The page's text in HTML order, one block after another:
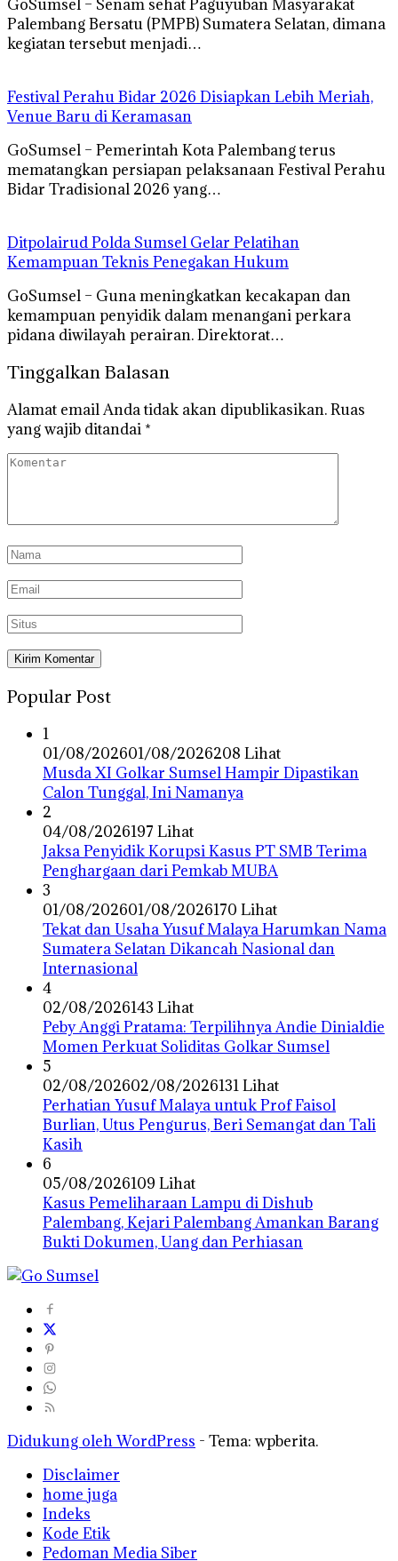
GoSumsel – Senam sehat Paguyuban Masyarakat
Palembang Bersatu (PMPB) Sumatera Selatan, dimana
kegiatan tersebut menjadi…
Festival Perahu Bidar 2026 Disiapkan Lebih Meriah,
Venue Baru di Keramasan
GoSumsel – Pemerintah Kota Palembang terus
mematangkan persiapan pelaksanaan Festival Perahu
Bidar Tradisional 2026 yang…
Ditpolairud Polda Sumsel Gelar Pelatihan
Kemampuan Teknis Penegakan Hukum
GoSumsel – Guna meningkatkan kecakapan dan
kemampuan penyidik dalam menangani perkara
pidana diwilayah perairan. Direktorat…
Tinggalkan Balasan
Alamat email Anda tidak akan dipublikasikan.Ruas
yang wajib ditandai *
Popular Post
1
01/08/202601/08/2026208 Lihat
Musda XI Golkar Sumsel Hampir Dipastikan
Calon Tunggal, Ini Namanya
2
04/08/2026197 Lihat
Jaksa Penyidik Korupsi Kasus PT SMB Terima
Penghargaan dari Pemkab MUBA
3
01/08/202601/08/2026170 Lihat
Tekat dan Usaha Yusuf Malaya Harumkan Nama
Sumatera Selatan Dikancah Nasional dan
Internasional
4
02/08/2026143 Lihat
Peby Anggi Pratama: Terpilihnya Andie Dinialdie
Momen Perkuat Soliditas Golkar Sumsel
5
02/08/202602/08/2026131 Lihat
Perhatian Yusuf Malaya untuk Prof Faisol
Burlian, Utus Pengurus, Beri Semangat dan Tali
Kasih
6
05/08/2026109 Lihat
Kasus Pemeliharaan Lampu di Dishub
Palembang, Kejari Palembang Amankan Barang
Bukti Dokumen, Uang dan Perhiasan
Didukung oleh WordPress - Tema: wpberita.
Disclaimer
home juga
Indeks
Kode Etik
Pedoman Media Siber